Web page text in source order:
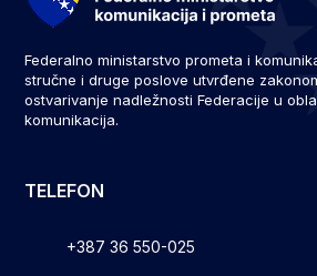
Federalno ministarstvo prometa i
stručne i druge poslove utvrđene
ostvarivanje nadležnosti Federacije u
komunikacija.
TELEFON
+387 36 550-025